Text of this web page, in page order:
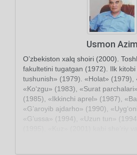
Usmon Azim
O’zbekiston xalq shoiri (2000).
fakultetini tugatgan (1972). Ilk
tushunish» (1979). «Holat» (1979),
«Ko‘zgu» (1983), «Surat
(1985), «Ikkinchi aprel» (1987),
«G’aroyib ajdarho» (1990),
«G’ussa» (1994), «Uzun tun»
nasriy to‘plamlari nashr etilgan.